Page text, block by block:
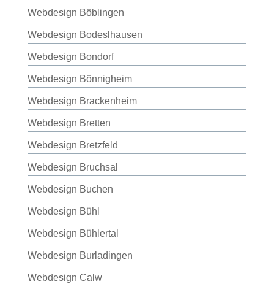
Webdesign Böblingen
Webdesign Bodeslhausen
Webdesign Bondorf
Webdesign Bönnigheim
Webdesign Brackenheim
Webdesign Bretten
Webdesign Bretzfeld
Webdesign Bruchsal
Webdesign Buchen
Webdesign Bühl
Webdesign Bühlertal
Webdesign Burladingen
Webdesign Calw